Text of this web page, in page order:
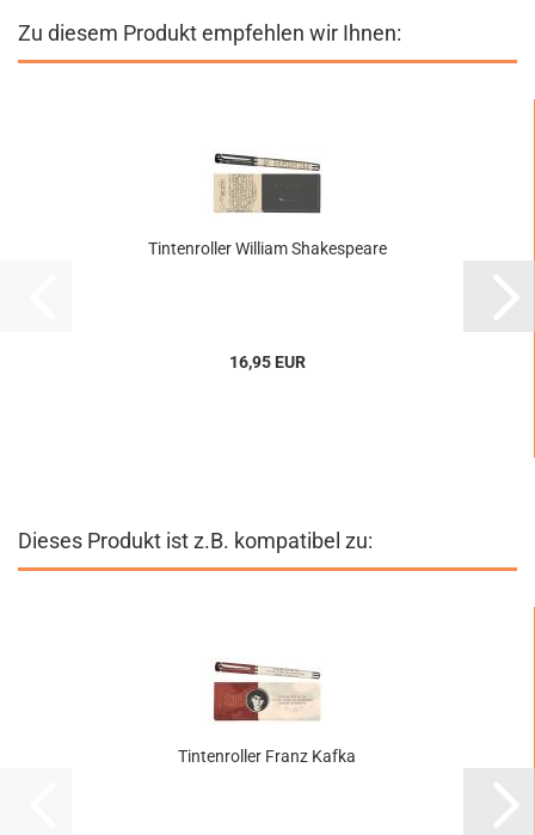
Zu diesem Produkt empfehlen wir Ihnen:
Tintenroller William Shakespeare
16,95 EUR
Dieses Produkt ist z.B. kompatibel zu:
Tintenroller Franz Kafka